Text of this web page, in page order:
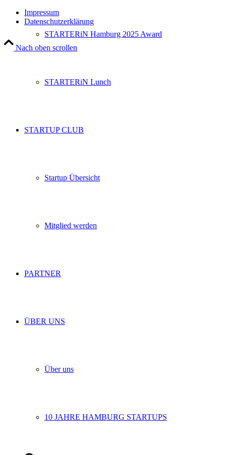
STARTERiN Hamburg 2025 Award
STARTERiN Lunch
STARTUP CLUB
Startup Übersicht
Mitglied werden
PARTNER
ÜBER UNS
Über uns
10 JAHRE HAMBURG STARTUPS
Impressum
Datenschutzerklärung
Nach oben scrollen